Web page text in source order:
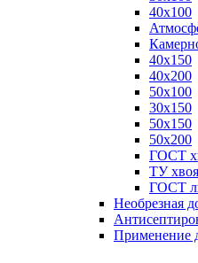
40х100
40х150
40х200
50х100
30х150
50х150
50х200
ГОСТ
ТУ
ГОСТ
Необрезная
Применение